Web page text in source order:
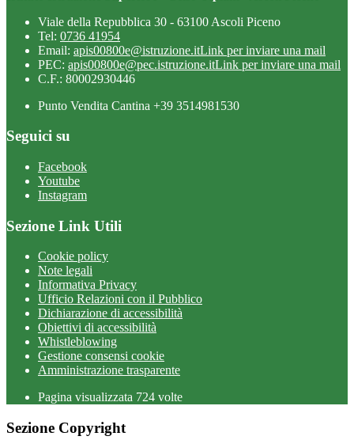
Viale della Repubblica 30 - 63100 Ascoli Piceno
Tel: 0736 41954
Email: apis00800e@istruzione.itLink per inviare una mail
PEC: apis00800e@pec.istruzione.itLink per inviare una mail
C.F.: 80002930446
Punto Vendita Cantina +39 3514981530
Seguici su
Facebook
Youtube
Instagram
Sezione Link Utili
Cookie policy
Note legali
Informativa Privacy
Ufficio Relazioni con il Pubblico
Dichiarazione di accessibilità
Obiettivi di accessibilità
Whistleblowing
Gestione consensi cookie
Amministrazione trasparente
Pagina visualizzata 724 volte
Sezione Copyright